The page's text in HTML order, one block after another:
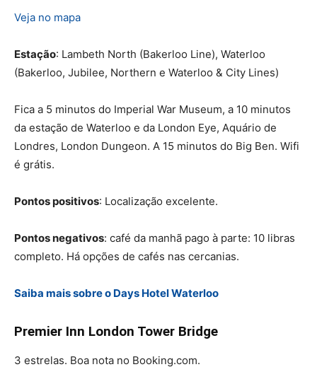
Veja no mapa
Estação: Lambeth North (Bakerloo Line), Waterloo
(Bakerloo, Jubilee, Northern e Waterloo & City Lines)
Fica a 5 minutos do Imperial War Museum, a 10 minutos
da estação de Waterloo e da London Eye, Aquário de
Londres, London Dungeon. A 15 minutos do Big Ben. Wifi
é grátis.
Pontos positivos: Localização excelente.
Pontos negativos: café da manhã pago à parte: 10 libras
completo. Há opções de cafés nas cercanias.
Saiba mais sobre o Days Hotel Waterloo
Premier Inn London Tower Bridge
3 estrelas. Boa nota no Booking.com.